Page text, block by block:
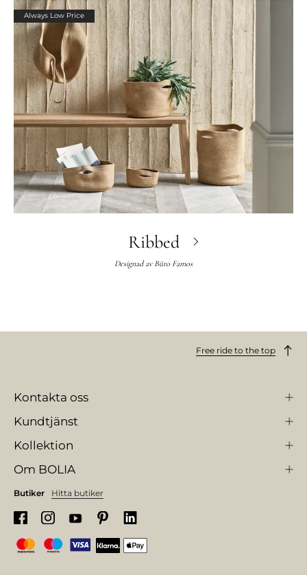
Always Low Price
Ribbed
Designad av Büro Famos
Free ride to the top
Kontakta oss
Kundtjänst
Kollektion
Om BOLIA
Butiker Hitta butiker